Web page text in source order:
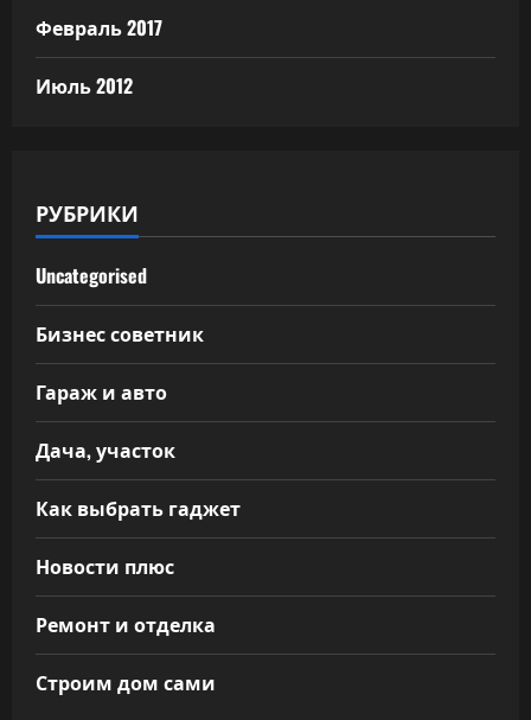
Февраль 2017
Июль 2012
РУБРИКИ
Uncategorised
Бизнес советник
Гараж и авто
Дача, участок
Как выбрать гаджет
Новости плюс
Ремонт и отделка
Строим дом сами